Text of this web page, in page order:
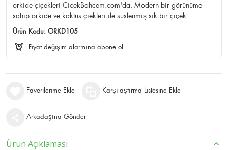
orkide çiçekleri CicekBahcem.com'da. Modern bir görünüme
sahip orkide ve kaktüs çiekleri ile süslenmiş sık bir çiçek.
Ürün Kodu: ORKD105
Fiyat değişim alarmına abone ol
Favorilerime Ekle Karşılaştırma Listesine Ekle
Arkadaşına Gönder
Ürün Açıklaması